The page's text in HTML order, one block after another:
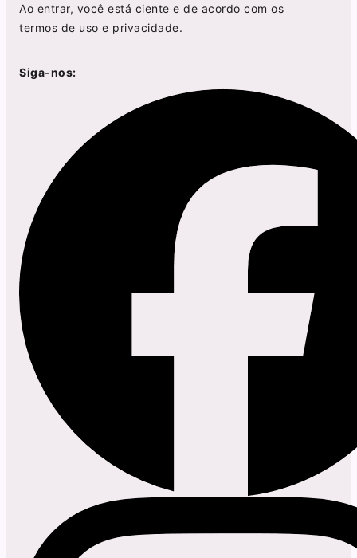
Ao entrar, você está ciente e de acordo com os
termos de uso e privacidade.
Siga-nos: